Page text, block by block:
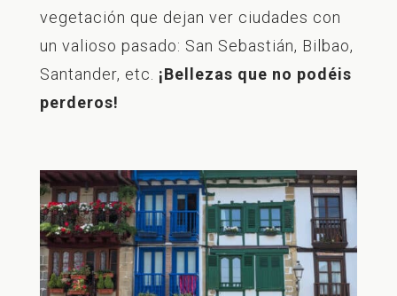
vegetación que dejan ver ciudades con
un valioso pasado: San Sebastián, Bilbao,
Santander, etc. ¡Bellezas que no podéis
perderos!